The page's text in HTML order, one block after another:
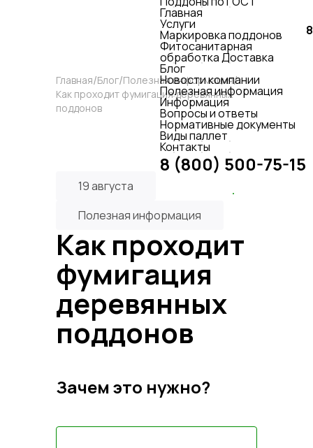
Главная
Услуги
Маркировка поддонов
Фитосанитарная
обработкаДоставка
Блог
Новости компании
Полезная информация
Информация
Вопросы и ответы
Нормативные документы
Виды паллет
Контакты
8 (800) 500-75-15
Связаться с нами
Главная Блог Полезная информация
Как проходит фумигация деревянных
поддонов
19 августа
Полезная информация
Как проходит
фумигация
деревянных
поддонов
Зачем это нужно?